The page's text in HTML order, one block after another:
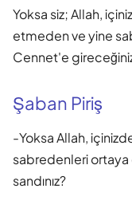
Yoksa siz; Allah,
etmeden ve yine
Cennet'e
Şaban Piriş
-Yoksa Allah,
sabredenleri ortaya
sandınız?